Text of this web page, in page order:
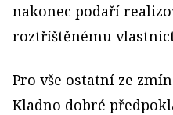
nakonec podaří
roztříštěnému
Pro vše ostatní ze
Kladno dobré